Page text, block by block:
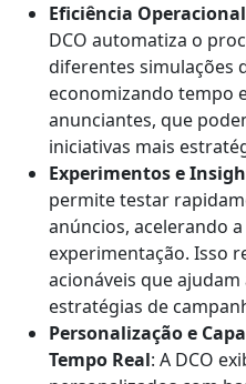
Eficiência
DCO automatiza o
diferentes simulações
economizando tempo
anunciantes, que
iniciativas mais
Experimentos e
permite testar
anúncios, acelerando
experimentação. Isso
acionáveis ​​que
estratégias de
Personalização e
Tempo Real: A DCO